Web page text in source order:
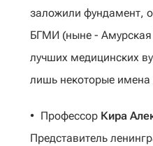
заложили фундамент,
БГМИ (ныне -
лучших медицинских
лишь некоторые имена
Профессор Кира
Представитель